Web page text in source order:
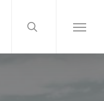
Menu